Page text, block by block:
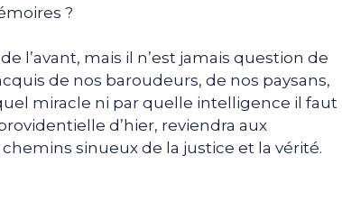
?
l’avant, mais il n’est jamais question de
de nos baroudeurs, de nos paysans,
miracle ni par quelle intelligence il faut
d’hier, reviendra aux
sinueux de la justice et la vérité.